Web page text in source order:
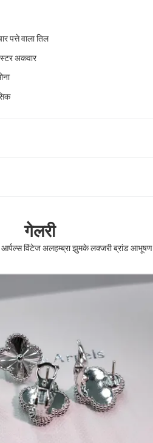
पत्ते वाला तिल
अकवार
गेलरी
विंटेज अलहम्ब्रा झुमके लक्जरी ब्रांड आभूषण